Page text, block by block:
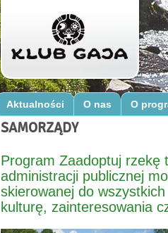
Aktualności O nas O
SAMORZĄDY
Program Zaadoptuj rzekę
administracji publicznej
skierowanej do
kulturę, zainteresowania